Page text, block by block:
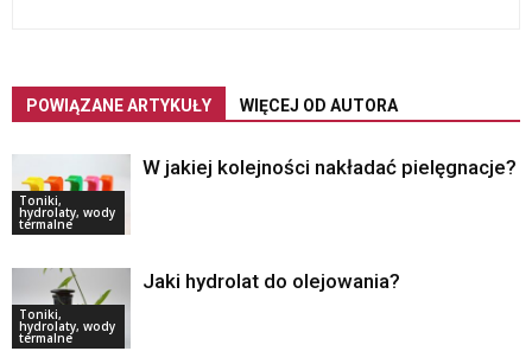
POWIĄZANE ARTYKUŁY WIĘCEJ OD AUTORA
Toniki,
hydrolaty, wody
termalne
W jakiej kolejności nakładać pielęgnacje?
Toniki,
hydrolaty, wody
termalne
Jaki hydrolat do olejowania?